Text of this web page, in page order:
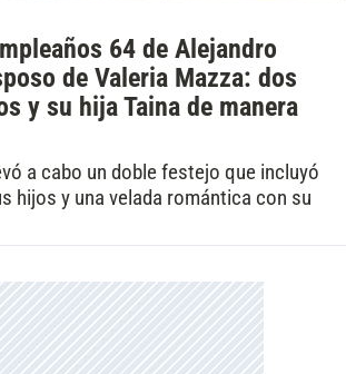
64 de Alejandro
de Valeria Mazza: dos
y su hija Taina de manera
a cabo un doble festejo que incluyó
hijos y una velada romántica con su